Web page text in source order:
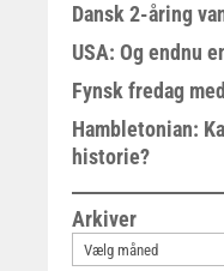
Dansk 2-åring
USA: Og endnu
Fynsk fredag
Hambletonian:
historie?
Arkiver